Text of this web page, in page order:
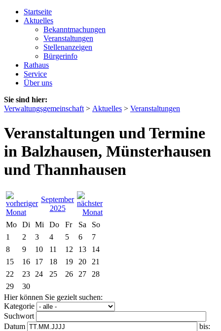
Startseite
Aktuelles
Bekanntmachungen
Veranstaltungen
Stellenanzeigen
Bürgerinfo
Rathaus
Service
Über uns
Sie sind hier:
Verwaltungsgemeinschaft > Aktuelles > Veranstaltungen
Veranstaltungen und Termine
in Balzhausen, Münsterhausen
und Thannhausen
September
2025
Mo
Di Mi Do Fr Sa
So
1
2 3 4 5 6
7
8
9 10 11 12 13
14
15
16 17 18 19 20
21
22
23 24 25 26 27
28
29
30
Hier können Sie gezielt suchen:
Kategorie
Suchwort
Datum
bis: